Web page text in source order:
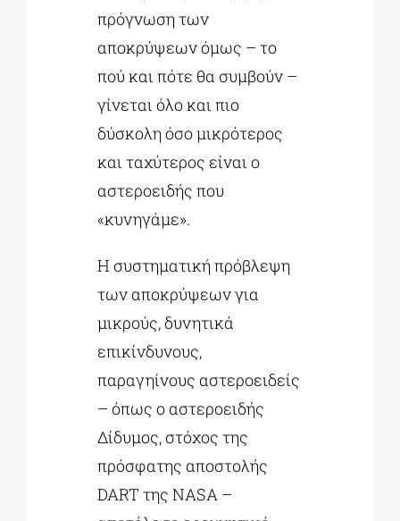
πρόγνωση των
αποκρύψεων όμως – το
πού και πότε θα συμβούν –
γίνεται όλο και πιο
δύσκολη όσο μικρότερος
και ταχύτερος είναι ο
αστεροειδής που
«κυνηγάμε».
Η συστηματική πρόβλεψη
των αποκρύψεων για
μικρούς, δυνητικά
επικίνδυνους,
παραγηίνους αστεροειδείς
– όπως ο αστεροειδής
Δίδυμος, στόχος της
πρόσφατης αποστολής
DART της NASA –